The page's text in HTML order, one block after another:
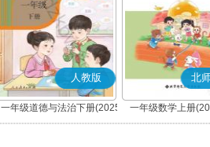
人教版
一年级道德与法治下册(2025
春版)(部编版)
北
一年级数学上册